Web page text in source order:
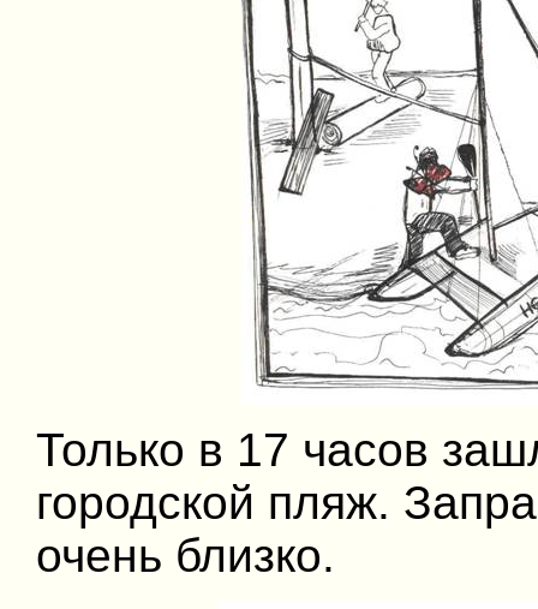
Только в 17 часов
городской пляж.
очень близко.